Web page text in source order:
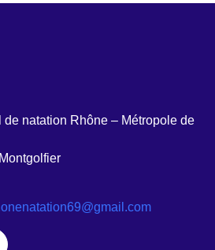
natation Rhône – Métropole de